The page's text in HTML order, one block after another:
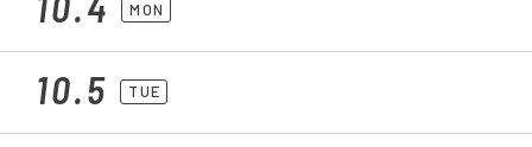
MON
10.5 TUE